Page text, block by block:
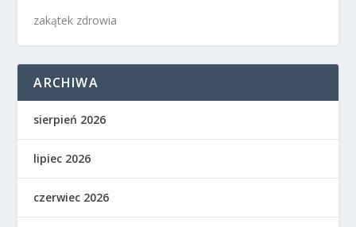
zakątek zdrowia
ARCHIWA
sierpień 2026
lipiec 2026
czerwiec 2026